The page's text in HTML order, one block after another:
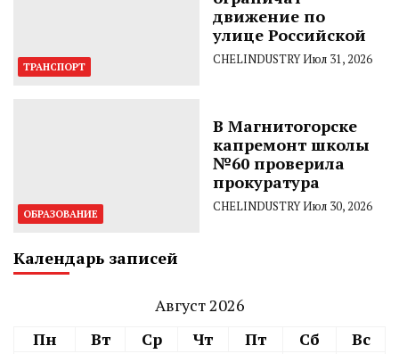
ТРАНСПОРТ
движение по
улице Российской
CHELINDUSTRYИюл 31, 2026
ОБРАЗОВАНИЕ
В Магнитогорске
капремонт школы
№60 проверила
прокуратура
CHELINDUSTRYИюл 30, 2026
Календарь записей
Август 2026
Пн
Вт Ср Чт Пт Сб
Вс